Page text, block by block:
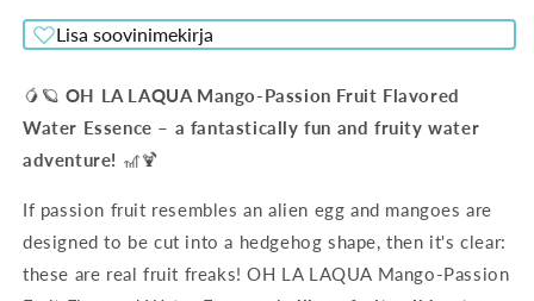
Passion
pcs
Passion
pcs
Lisa soovinimekirja
🥭🪐 OH LA LAQUA Mango-Passion Fruit Flavored
Water Essence – a fantastically fun and fruity water
adventure! 🎢🍹
If passion fruit resembles an alien egg and mangoes are
designed to be cut into a hedgehog shape, then it's clear:
these are real fruit freaks! OH LA LAQUA Mango-Passion